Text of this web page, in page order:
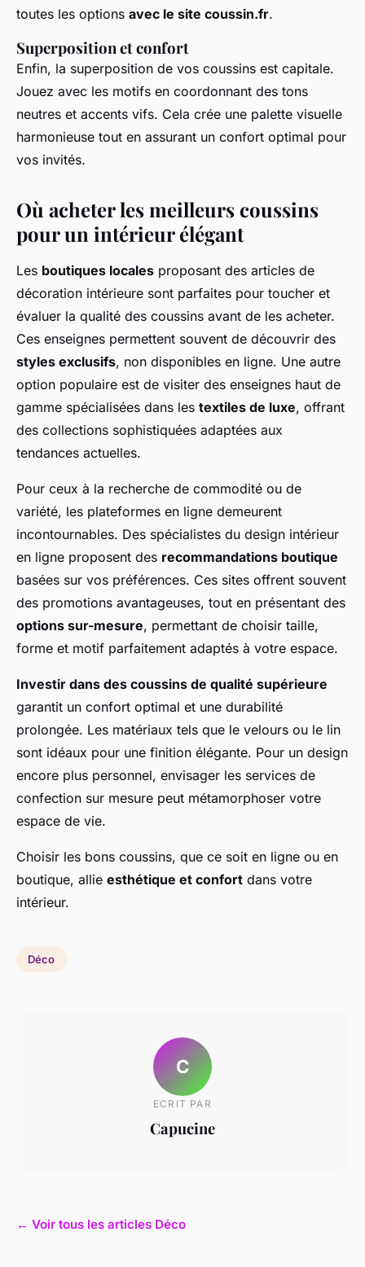
toutes les options avec le site coussin.fr.
Superposition et confort
Enfin, la superposition de vos coussins est capitale.
Jouez avec les motifs en coordonnant des tons
neutres et accents vifs. Cela crée une palette visuelle
harmonieuse tout en assurant un confort optimal pour
vos invités.
Où acheter les meilleurs coussins
pour un intérieur élégant
Les boutiques locales proposant des articles de
décoration intérieure sont parfaites pour toucher et
évaluer la qualité des coussins avant de les acheter.
Ces enseignes permettent souvent de découvrir des
styles exclusifs, non disponibles en ligne. Une autre
option populaire est de visiter des enseignes haut de
gamme spécialisées dans les textiles de luxe, offrant
des collections sophistiquées adaptées aux
tendances actuelles.
Pour ceux à la recherche de commodité ou de
variété, les plateformes en ligne demeurent
incontournables. Des spécialistes du design intérieur
en ligne proposent des recommandations boutique
basées sur vos préférences. Ces sites offrent souvent
des promotions avantageuses, tout en présentant des
options sur-mesure, permettant de choisir taille,
forme et motif parfaitement adaptés à votre espace.
Investir dans des coussins de qualité supérieure
garantit un confort optimal et une durabilité
prolongée. Les matériaux tels que le velours ou le lin
sont idéaux pour une finition élégante. Pour un design
encore plus personnel, envisager les services de
confection sur mesure peut métamorphoser votre
espace de vie.
Choisir les bons coussins, que ce soit en ligne ou en
boutique, allie esthétique et confort dans votre
intérieur.
Déco
C
ECRIT PAR
Capucine
← Voir tous les articles Déco